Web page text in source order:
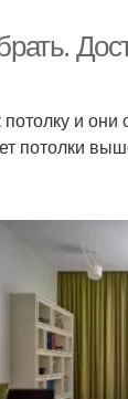
Карниз
и